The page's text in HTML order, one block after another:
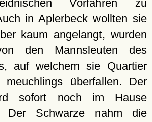
Vorfahren zu
in Aplerbeck wollten sie
kaum angelangt, wurden
den Mannsleuten des
auf welchem sie Quartier
meuchlings überfallen. Der
sofort noch im Hause
Der Schwarze nahm die